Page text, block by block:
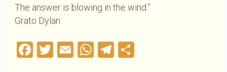
The answer is blowing in the wind.”
Grato Dylan.
Facebook
Twitter
EmailWhatsApp
Telegram